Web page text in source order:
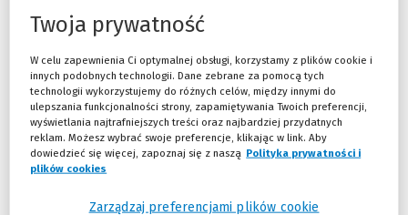
Samorządy adwokackie i radcowskie postulowały o tę decyzję już od
pewnego czasu. Obie izby odwołały także wszelkie szkolenia i
konferencje związane ze szkoleniem na aplikacji. Aplikanci do 15
kwietnia 2020 r. będą mogliuczestniczyć w odwołanych
wydarzeniach online.
Nowe terminy egzaminów zawodowych oraz konkursu na aplikację
uzupełniającą sędziowską zostaną ogłoszoneniezwłocznie po
ustabilizowaniu sytuacji epidemiologicznej w kraju, w
porozumieniu z samorządami radcowskimi i adwokackimi oraz z
Twoja prywatność
W celu zapewnienia Ci optymalnej obsługi, korzystamy z plików cookie i
innych podobnych technologii. Dane zebrane za pomocą tych
technologii wykorzystujemy do różnych celów, między innymi do
ulepszania funkcjonalności strony, zapamiętywania Twoich preferencji,
wyświetlania najtrafniejszych treści oraz najbardziej przydatnych
reklam. Możesz wybrać swoje preferencje, klikając w link. Aby
dowiedzieć się więcej, zapoznaj się z naszą Polityka prywatności i
plików cookies
Zarządzaj preferencjami plików cookie